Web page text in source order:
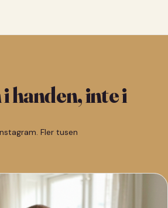
handen, inte i
Fler tusen